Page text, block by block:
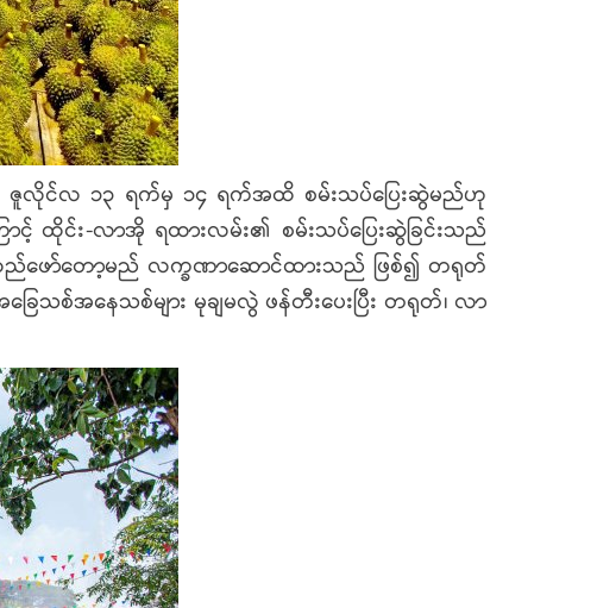
ဇူလိုင်လ ၁၃ ရက်မှ ၁၄ ရက်အထိ စမ်းသပ်ပြေးဆွဲမည်ဟု
ထိုင်း-လာအို ရထားလမ်း၏ စမ်းသပ်ပြေးဆွဲခြင်းသည်
ည်ဖော်တော့မည် လက္ခဏာဆောင်ထားသည် ဖြစ်၍ တရုတ်
သစ်အနေသစ်များ မုချမလွဲ ဖန်တီးပေးပြီး တရုတ်၊ လာ